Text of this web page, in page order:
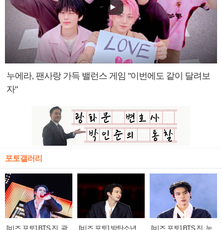
누에라, 팬사랑 가득 밸런스 게임 "이번에도 같이 달려보
자"
포토갤러리
[비즈 포토] BTS 진, 광
[비즈 포토] 방탄소년
[비즈 포토] BTS 진, 눈